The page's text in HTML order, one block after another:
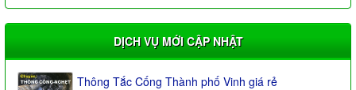
DỊCH VỤ MỚI CẬP NHẬT
Thông Tắc Cống Thành phố Vinh giá rẻ